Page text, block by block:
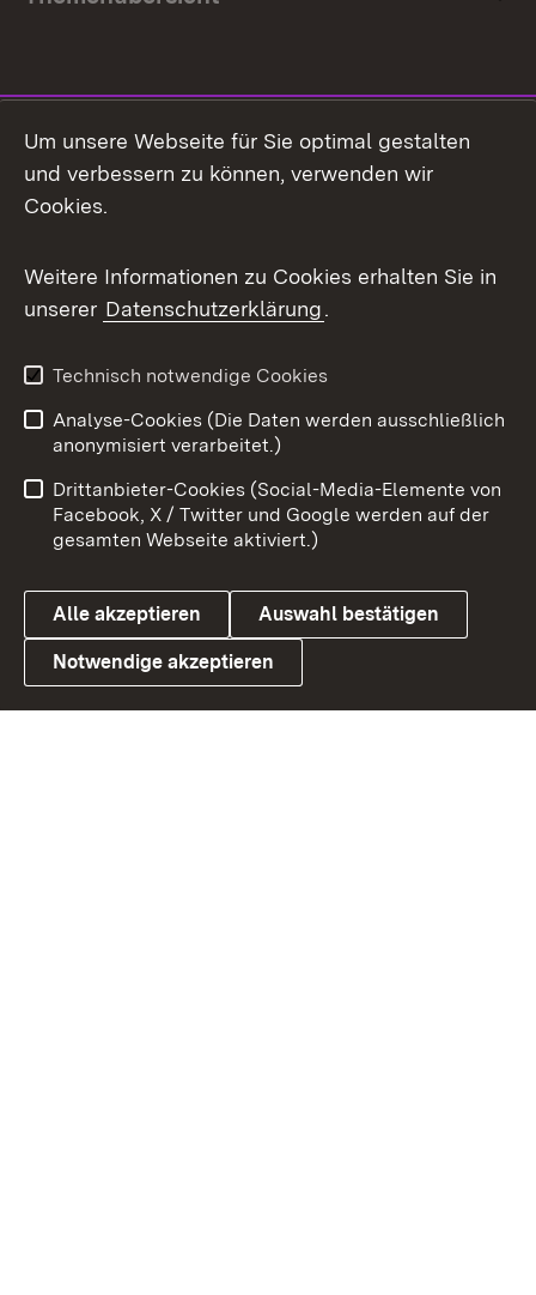
Facebook
X / Twitter
Youtube
Link zum Landesportal
Impressum
Kontakt
Barrierefreiheit
Datenschutz
Cookies
Um unsere Webseite für Sie optimal gestalten
und verbessern zu können, verwenden wir
Cookies.
Weitere Informationen zu Cookies erhalten Sie in
unserer Datenschutzerklärung.
Technisch notwendige Cookies
Analyse-Cookies (Die Daten werden ausschließlich
anonymisiert verarbeitet.)
Drittanbieter-Cookies (Social-Media-Elemente von
Facebook, X / Twitter und Google werden auf der
gesamten Webseite aktiviert.)
Alle akzeptieren Auswahl bestätigen
Notwendige akzeptieren